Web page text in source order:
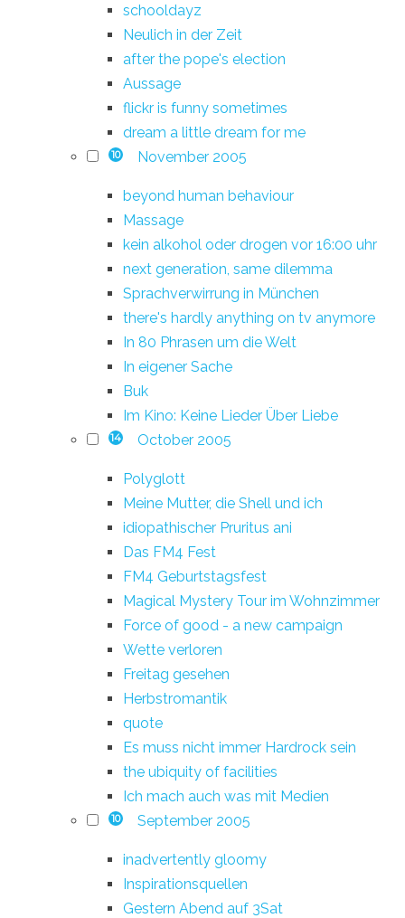
schooldayz
Neulich in der Zeit
after the pope's election
Aussage
flickr is funny sometimes
dream a little dream for me
10 November 2005
beyond human behaviour
Massage
kein alkohol oder drogen vor 16:00 uhr
next generation, same dilemma
Sprachverwirrung in München
there's hardly anything on tv anymore
In 80 Phrasen um die Welt
In eigener Sache
Buk
Im Kino: Keine Lieder Über Liebe
14 October 2005
Polyglott
Meine Mutter, die Shell und ich
idiopathischer Pruritus ani
Das FM4 Fest
FM4 Geburtstagsfest
Magical Mystery Tour im Wohnzimmer
Force of good - a new campaign
Wette verloren
Freitag gesehen
Herbstromantik
quote
Es muss nicht immer Hardrock sein
the ubiquity of facilities
Ich mach auch was mit Medien
10 September 2005
inadvertently gloomy
Inspirationsquellen
Gestern Abend auf 3Sat